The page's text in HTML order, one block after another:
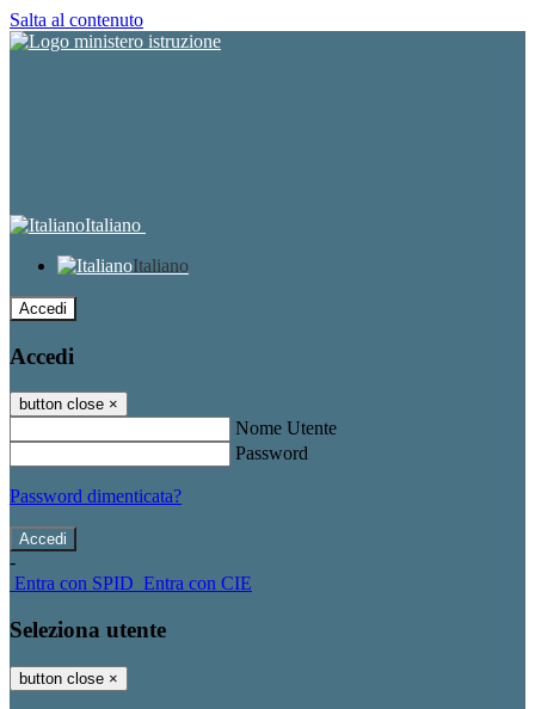
Salta al contenuto
Italiano
Italiano
Accedi
Accedi
button close ×
Nome Utente
Password
Password dimenticata?
-
Entra con SPID Entra con CIE
Seleziona utente
button close ×